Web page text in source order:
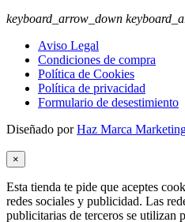
keyboard_arrow_down
Aviso Legal
Condiciones de compra
Política de Cookies
Política de privacidad
Formulario de desestimiento
Diseñado porHaz Marca
×
Esta tienda te pide que aceptes
redes sociales y publicidad. Las
publicitarias de terceros se utilizan